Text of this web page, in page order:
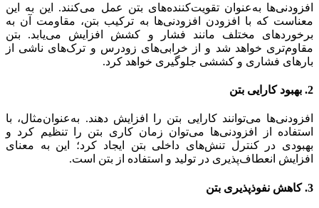
افزودنی‌ها به‌عنوان تقویت‌کننده‌های بتن عمل می‌کنند. این به این
معناست که با افزودن افزودنی‌ها به ترکیب بتن، مقاومت آن به
برخوردهای مختلف مانند فشار و کشش افزایش می‌یابد. بتن
مقاوم‌تری خواهد شد و از خرابی‌های زودرس و ترک‌های ناشی از
بارهای فشاری و کششی جلوگیری خواهد کرد.
2. بهبود کارایی بتن
افزودنی‌ها می‌توانند کارایی بتن را افزایش دهند. به‌عنوان‌مثال، با
استفاده از افزودنی‌ها می‌توان زمان کاری بتن را تنظیم کرد و
بهبودی در کنترل تنش‌های داخلی بتن ایجاد کرد؛ این به معنای
افزایش انعطاف‌پذیری در تولید و استفاده از بتن است.
3. کاهش نفوذپذیری بتن